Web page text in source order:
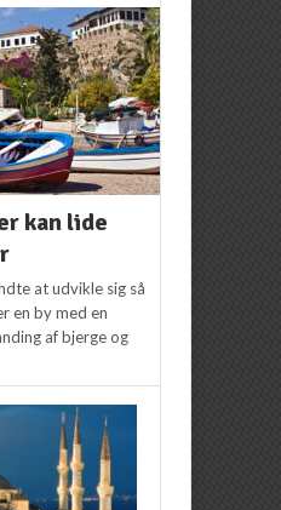
kan lide
at udvikle sig så
en by med en
af bjerge og